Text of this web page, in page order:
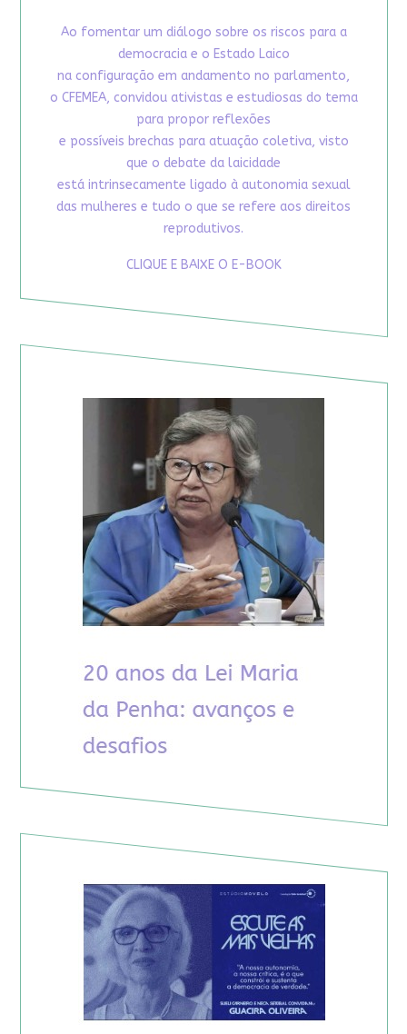
Ao fomentar um diálogo sobre os riscos para a
democracia e o Estado Laico
na configuração em andamento no parlamento,
o CFEMEA, convidou ativistas e estudiosas do tema
para propor reflexões
e possíveis brechas para atuação coletiva, visto
que o debate da laicidade
está intrinsecamente ligado à autonomia sexual
das mulheres e tudo o que se refere aos direitos
reprodutivos.
CLIQUE E BAIXE O E-BOOK